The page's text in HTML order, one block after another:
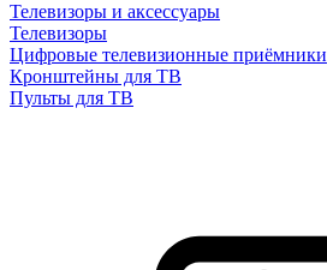
Телевизоры и аксессуары
Телевизоры
Цифровые телевизионные приёмники
Кронштейны для ТВ
Пульты для ТВ